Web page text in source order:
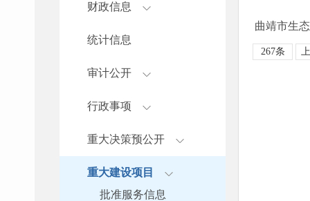
财政信息
统计信息
审计公开
行政事项
重大决策预公开
重大建设项目
批准服务信息
曲靖市生
267条